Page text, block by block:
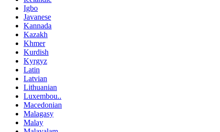
Igbo
Javanese
Kannada
Kazakh
Khmer
Kurdish
Kyrgyz
Latin
Latvian
Lithuanian
Luxembou..
Macedonian
Malagasy
Malay